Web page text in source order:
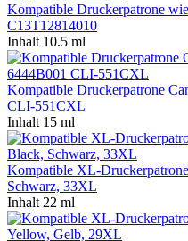
Kompatible Druckerpatrone
C13T12814010
Inhalt 10.5 ml
Kompatible Druckerpatrone
CLI-551CXL
Inhalt 15 ml
Kompatible XL-
Schwarz, 33XL
Inhalt 22 ml